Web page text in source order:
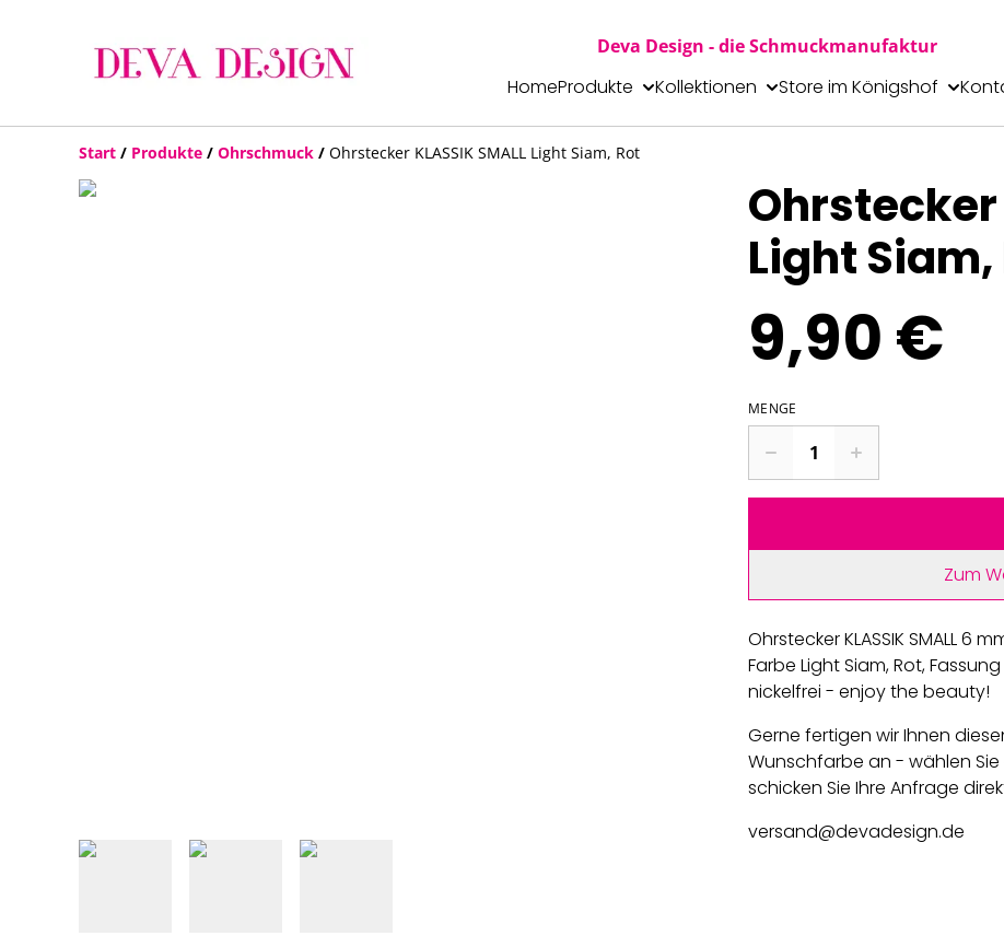
Deva Design - die Schmuckmanufaktur
HomeProdukte Kollektionen Store im Königshof
Start / Produkte / Ohrschmuck / Ohrstecker KLASSIK SMALL Light Siam, Rot
Ohrstecker
Light Siam,
9,90 €
MENGE
Zum
Ohrstecker KLASSIK SMALL
Farbe Light Siam, Rot,
nickelfrei - enjoy the beauty!
Gerne fertigen wir Ihnen
Wunschfarbe an - wählen
schicken Sie Ihre Anfrage
versand@devadesign.de